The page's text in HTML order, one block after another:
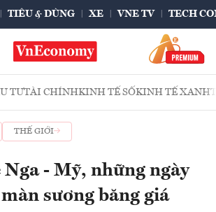
TIÊU & DÙNG XE VNE TV TECH
TƯTÀI CHÍNHKINH TẾ SỐKINH TẾ XANH
THẾ GIỚI
Nga - Mỹ, những ngày
sương băng giá